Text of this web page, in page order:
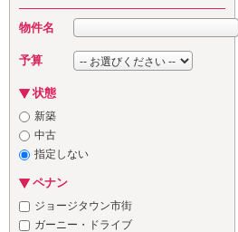
物件名
予算
状態
新築
中古
指定しない
ペナン
ジョージタウン市街
ガーニー・ドライブ